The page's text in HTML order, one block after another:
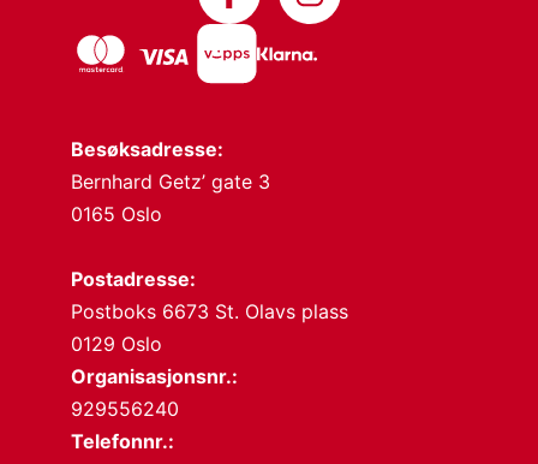
Besøksadresse:
Bernhard Getz’ gate 3
0165 Oslo
Postadresse:
Postboks 6673 St. Olavs plass
0129 Oslo
Organisasjonsnr.:
929556240
Telefonnr.: